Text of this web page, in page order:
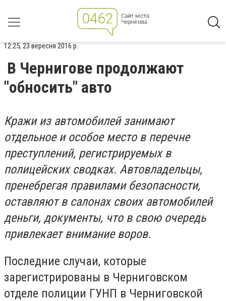
12:25, 23 вересня 2016 р.
В Чернигове продолжают
"обносить" авто
Кражи из автомобилей занимают
отдельное и особое место в перечне
преступлений, регистрируемых в
полицейских сводках. Автовладельцы,
пренебрегая правилами безопасности,
оставляют в салонах своих автомобилей
деньги, документы, что в свою очередь
привлекает внимание воров.
Последние случаи, которые
зарегистрированы в Черниговском
отделе полиции ГУНП в Черниговской